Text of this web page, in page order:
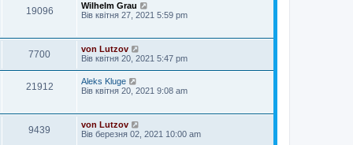
19096
Wilhelm Grau
Вів квітня 27, 2021 5:59 pm
7700
von Lutzov
Вів квітня 20, 2021 5:47 pm
21912
Aleks Kluge
Вів квітня 20, 2021 9:08 am
9439
von Lutzov
Вів березня 02, 2021 10:00 am